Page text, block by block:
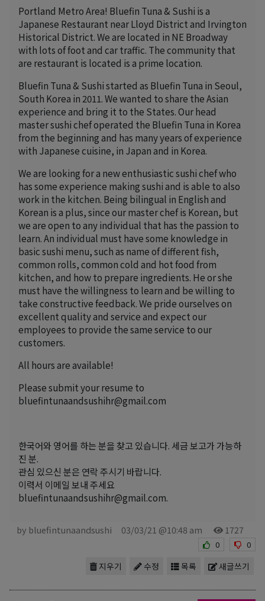
Portland Metro Area! Bluefin Tuna & Sushi is a
Japanese Restaurant near Lloyd District and Irvington
Historical District. We are located in NE Broadway
with lots of foot and car traffic. The community that
are restaurant is located is a prime location.
Bluefin Tuna & Sushi started as Bluefin Tuna in Seoul,
South Korea in 2011. We wanted to share the Asian
experience and bring it to the States. Our head
master sushi chef operated the Bluefin Tuna in Korea
from the beginning and has many years of experience
with Japanese cuisine, in Japan and in Korea.
We are looking for a new enthusiastic sushi chef who
has some experience making sushi and is able to also
work in the kitchen. Being bilingual in English and
Korean is a plus, since our master chef is Korean, but
we are open to any individual that has the passion to
learn. An individual must have some knowledge in
basic sushi menu, such as name of different fish,
common rolls, common cold and hot food from
kitchen, and how to prepare ingredients. He or she
must have the willingness to learn and be willing to
take constructive feedback. We pride ourselves on
excellent quality and service and expect our
employees to provide the same service to our
customers.
All hours are available!
Please submit your resume to
bluefintunaandsushihr@gmail.com
한국어와 영어를 하는 분을 찾고 있습니다. 세금 보고가 가능하
진 분.
관심 있으신 분은 연락 주시기 바랍니다.
이력서 이메일 보내 주세요
bluefintunaandsushihr@gmail.com.
by bluefintunaandsushi 03/03/21 @10:48 am 1727
0 0
새글쓰기
목록
수정
지우기